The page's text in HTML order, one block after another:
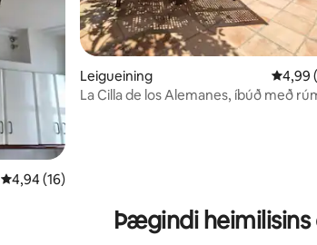
4,94 af 5 í meðaleinkunn, 16 umsagnir
4,94 (16)
Leigueining 4,99 af
4,99
La Cilla de los Alemanes, íbúð með
Þægindi